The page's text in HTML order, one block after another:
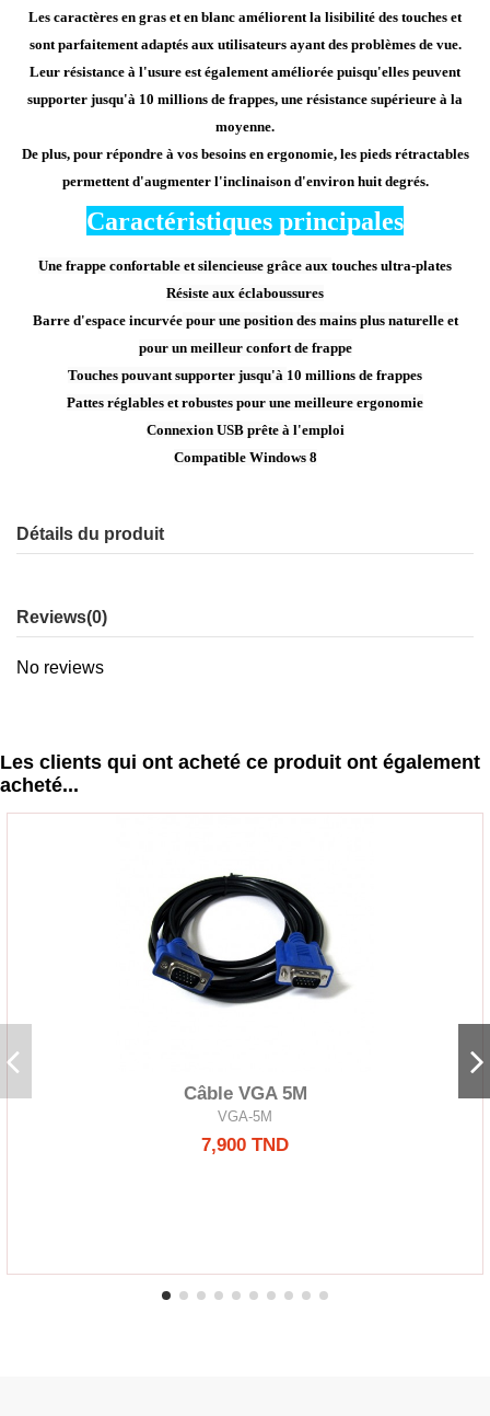
Les caractères en gras et en blanc améliorent la lisibilité des touches et
sont parfaitement adaptés aux utilisateurs ayant des problèmes de vue.
Leur résistance à l'usure est également améliorée puisqu'elles peuvent
supporter jusqu'à 10 millions de frappes, une résistance supérieure à la
moyenne.
De plus, pour répondre à vos besoins en ergonomie, les pieds rétractables
permettent d'augmenter l'inclinaison d'environ huit degrés.
Caractéristiques principales
Une frappe confortable et silencieuse grâce aux touches ultra-plates
Résiste aux éclaboussures
Barre d'espace incurvéepour une position des mains plus naturelle et
pour un meilleur confort de frappe
Touches pouvant supporter jusqu'à 10 millions de frappes
Pattes réglables et robustes pour une meilleure ergonomie
Connexion USB prête à l'emploi
Compatible Windows 8
Détails du produit
Reviews(0)
No reviews
Les clients qui ont acheté ce produit ont également
acheté...
Câble VGA 5M
VGA-5M
7,900 TND